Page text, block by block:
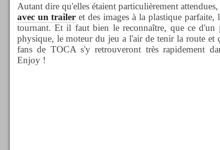
Autant dire qu'elles étaient particulièrement
avec un trailer et des images à la plastique
tournant. Et il faut bien le reconnaître, que ce
physique, le moteur du jeu a l'air de tenir la route et
fans de TOCA s'y retrouveront très rapidement
Enjoy !